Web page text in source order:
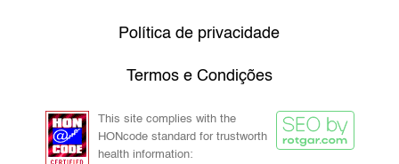
Política de privacidade
Termos e Condições
This site complies with the
HONcode standard for trustworth
health information: